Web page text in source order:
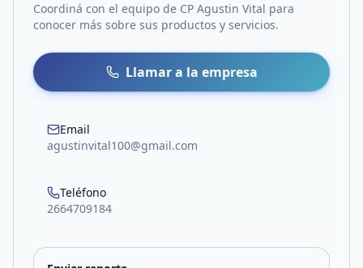
Coordiná con el equipo de CP Agustin Vital para
conocer más sobre sus productos y servicios.
Llamar a la empresa
Email
agustinvital100@gmail.com
Teléfono
2664709184